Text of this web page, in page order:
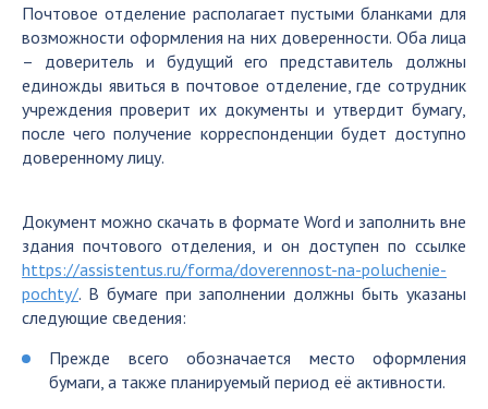
Почтовое отделение располагает пустыми бланками для
возможности оформления на них доверенности. Оба лица
– доверитель и будущий его представитель должны
единожды явиться в почтовое отделение, где сотрудник
учреждения проверит их документы и утвердит бумагу,
после чего получение корреспонденции будет доступно
доверенному лицу.
Документ можно скачать в формате Word и заполнить вне
здания почтового отделения, и он доступен по ссылке
https://assistentus.ru/forma/doverennost-na-poluchenie-
pochty/. В бумаге при заполнении должны быть указаны
следующие сведения:
Прежде всего обозначается место оформления
бумаги, а также планируемый период её активности.